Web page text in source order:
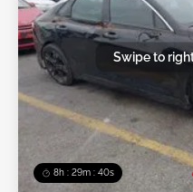
8h : 29m : 37s
Swipe to